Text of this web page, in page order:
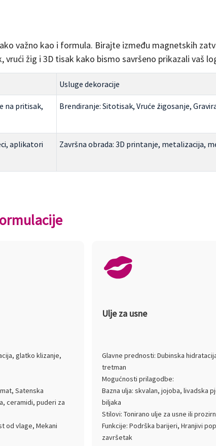
važno kao i formula. Birajte između magnetskih
vrući žig i 3D tisak kako bismo savršeno prikazali vaš
Usluge dekoracije
na pritisak,
Brendiranje: Sitotisak, Vruće žigosanje,
aplikatori
Završna obrada: 3D printanje, metalizacija,
glatko klizanje,
Satenska
ceramidi, puderi za
od vlage, Mekani
Ulje za usne
Glavne prednosti: Dubinska
tretman
Mogućnosti prilagodbe:
Bazna ulja: skvalan, jojoba, livadska
biljaka
Stilovi: Tonirano ulje za usne ili
Funkcije: Podrška barijeri, Hranjivi
završetak